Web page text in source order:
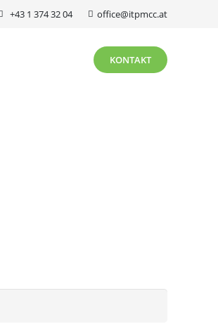
+43 1 374 32 04 office@itpmcc.at
KONTAKT